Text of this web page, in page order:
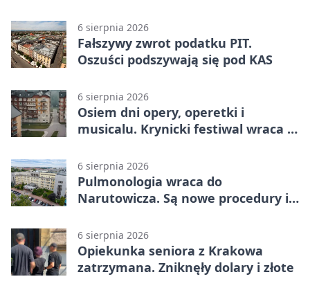
6 sierpnia 2026
Fałszywy zwrot podatku PIT.
Oszuści podszywają się pod KAS
6 sierpnia 2026
Osiem dni opery, operetki i
musicalu. Krynicki festiwal wraca z
6 sierpnia 2026
Pulmonologia wraca do
Narutowicza. Są nowe procedury i
6 sierpnia 2026
Opiekunka seniora z Krakowa
zatrzymana. Zniknęły dolary i złote